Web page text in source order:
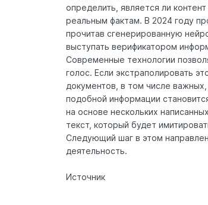
определить, является ли
реальным фактам. В 2024 году
прочитав сгенерированную
выступать верификатором
Современные технологии
голос. Если экстраполировать
документов, в том числе
подобной информации
на основе нескольких
текст, который будет
Следующий шаг в этом
деятельность.
Источник